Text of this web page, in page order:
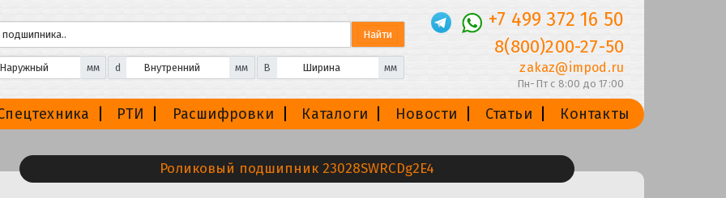
мм d мм B мм
+7 499 372 16 50
8(800)200-27-50
zakaz@impod.ru
Пн-Пт с 8:00 до 17:00
РТИ Расшифровки Каталоги Новости Статьи Контакты
Роликовый подшипник 23028SWRCDg2E4